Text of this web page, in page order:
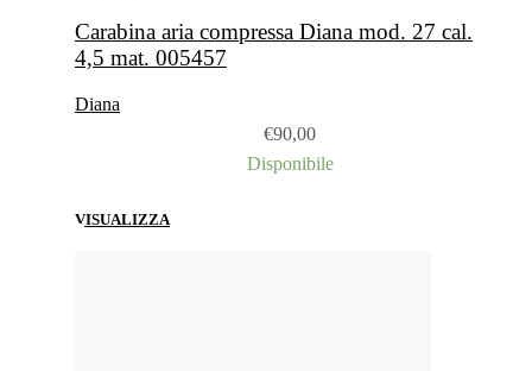
Carabina aria compressa Diana mod. 27 cal.
4,5 mat. 005457
Diana
€90,00
Disponibile
VISUALIZZA